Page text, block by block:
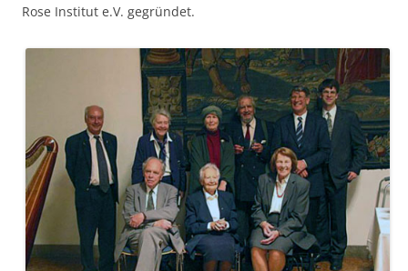
Rose Institut e.V. gegründet.